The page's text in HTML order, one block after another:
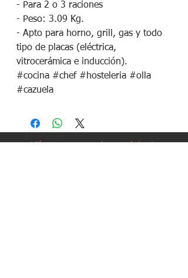
- Para 2 o 3 raciones
- Peso: 3.09 Kg.
- Apto para horno, grill, gas y todo
tipo de placas (eléctrica,
vitrocerámica e inducción).
#cocina #chef #hosteleria #olla
#cazuela